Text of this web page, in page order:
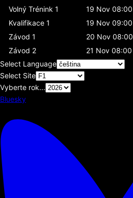
Volný Trénink 1
19 Nov 08:00
Kvalifikace 1
19 Nov 09:00
Závod 1
20 Nov 08:00
Závod 2
21 Nov 08:00
Select Language
Select Site
Vyberte rok...
Bluesky